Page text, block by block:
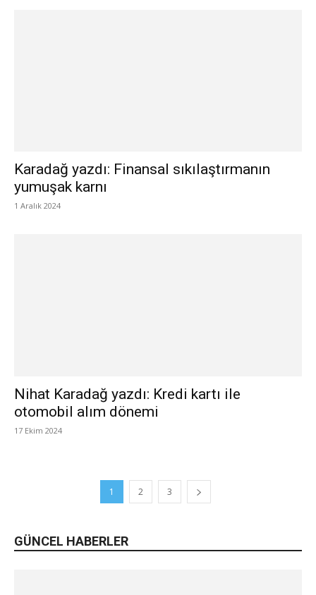
Karadağ yazdı: Finansal sıkılaştırmanın
yumuşak karnı
1 Aralık 2024
Nihat Karadağ yazdı: Kredi kartı ile
otomobil alım dönemi
17 Ekim 2024
1 2 3
GÜNCEL HABERLER